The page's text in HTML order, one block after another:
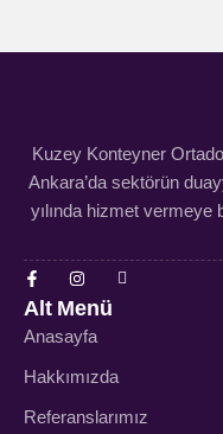
Kuzey Konteyner
Ankara’da sektörün
yılında hizmet
Alt Menü
Anasayfa
Hakkımızda
Referanslarımız